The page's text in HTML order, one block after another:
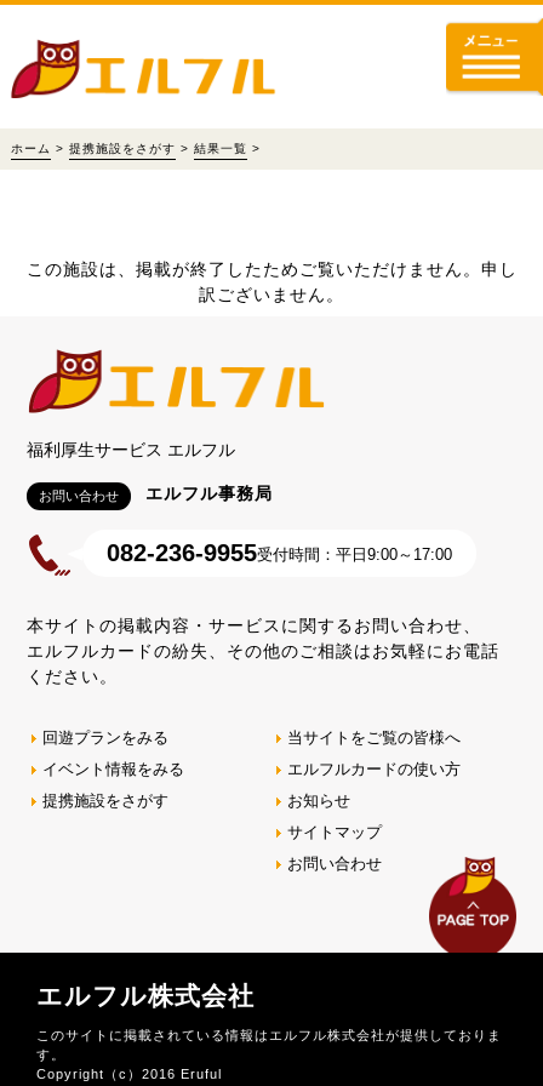
ホーム > 提携施設をさがす > 結果一覧 >
この施設は、掲載が終了したためご覧いただけません。申し
訳ございません。
福利厚生サービス エルフル
お問い合わせ エルフル事務局
082-236-9955受付時間：平日9:00～17:00
本サイトの掲載内容・サービスに関するお問い合わせ、
エルフルカードの紛失、その他のご相談はお気軽にお電話
ください。
回遊プランをみる
イベント情報をみる
提携施設をさがす
当サイトをご覧の皆様へ
エルフルカードの使い方
お知らせ
サイトマップ
お問い合わせ
エルフル株式会社
このサイトに掲載されている情報はエルフル株式会社が提供しておりま
す。
Copyright（c）2016 Eruful